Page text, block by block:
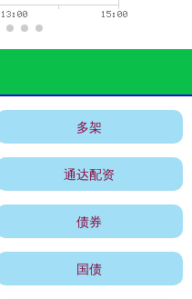
多架
通达配资
债券
国债